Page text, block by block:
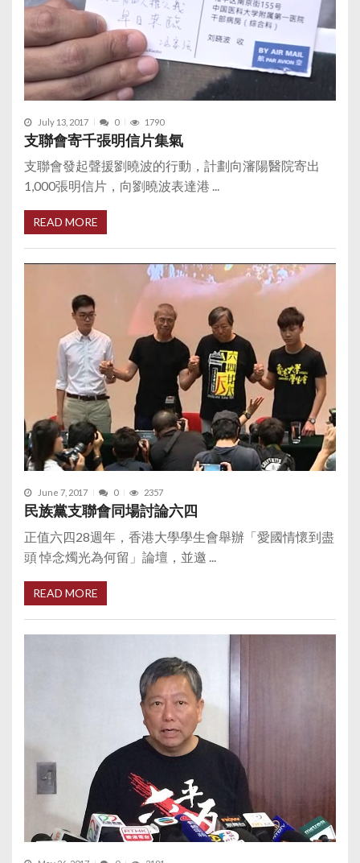
July 13, 2017 0 1790
支聯會寄千張明信片集氣
支聯會發起聲援劉曉波的行動，計劃向瀋陽醫院寄出
1,000張明信片，向劉曉波表達港 ...
READ MORE
June 7, 2017 0 2357
民族黨支聯會同場討論六四
正值六四28週年，香港大學學生會舉辦「愛國情懷到盡
頭 悼念燭光為何留」論壇，並邀 ...
READ MORE